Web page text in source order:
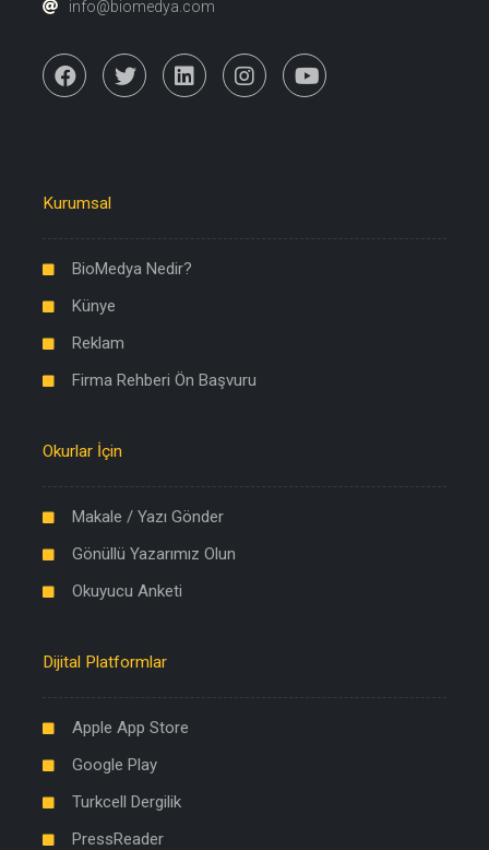
info@biomedya.com
Kurumsal
BioMedya Nedir?
Künye
Reklam
Firma Rehberi Ön Başvuru
Okurlar İçin
Makale / Yazı Gönder
Gönüllü Yazarımız Olun
Okuyucu Anketi
Dijital Platformlar
Apple App Store
Google Play
Turkcell Dergilik
PressReader